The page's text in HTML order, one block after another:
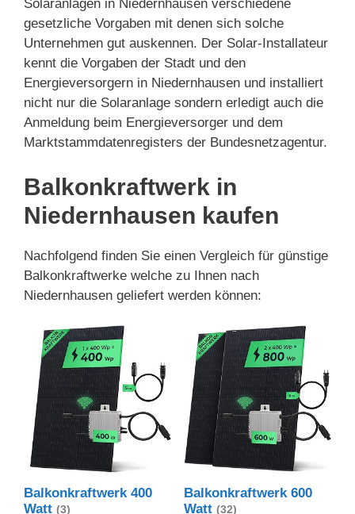
Solaranlagen in Niedernhausen verschiedene
gesetzliche Vorgaben mit denen sich solche
Unternehmen gut auskennen. Der Solar-Installateur
kennt die Vorgaben der Stadt und den
Energieversorgern in Niedernhausen und installiert
nicht nur die Solaranlage sondern erledigt auch die
Anmeldung beim Energieversorger und dem
Marktstammdatenregisters der Bundesnetzagentur.
Balkonkraftwerk in
Niedernhausen kaufen
Nachfolgend finden Sie einen Vergleich für günstige
Balkonkraftwerke welche zu Ihnen nach
Niedernhausen geliefert werden können:
Balkonkraftwerk 400
Watt (3)
Balkonkraftwerk 600
Watt (32)